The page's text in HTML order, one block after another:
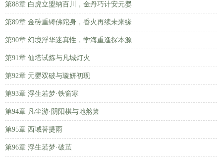
第88章 白虎立盟纳百川，金丹巧计安元婴
第89章 金砖重铸佛陀身，香火再续未来缘
第90章 幻境浮华迷真性，学海重逢探本源
第91章 仙塔试炼与凡城灯火
第92章 元婴双破与璇妍初现
第93章 浮生若梦·铁窗寒
第94章 凡尘游·阴阳棋与地煞箫
第95章 西域菩提雨
第96章 浮生若梦·破茧